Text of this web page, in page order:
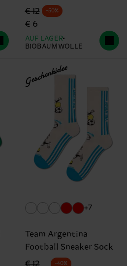
Originalpreis
€ 12
Reduzierter Preis
€ 6
-50%
AUF LAGER
BIOBAUMWOLLE
Geschenkidee
+7
Team Argentina
Football Sneaker Sock
Originalpreis
Reduzierter Preis
-40%